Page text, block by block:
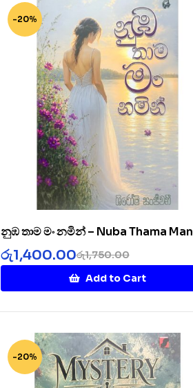
-20%
නුඹ තාම මං නමින් – Nuba Thama Man
Namin
රු1,750.00
රු1,400.00
Add to Cart
-20%